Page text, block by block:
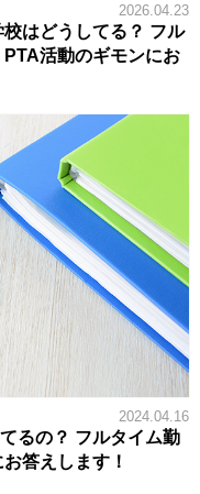
2026.04.23
はどうしてる？ フル
活動のギモンにお
2024.04.16
るの？ フルタイム勤
答えします！